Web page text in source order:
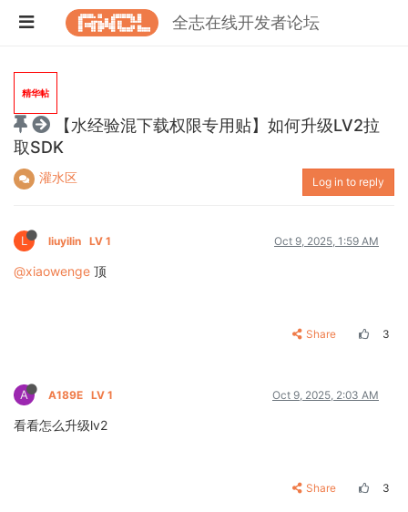
全志在线开发者论坛
精华帖
【水经验混下载权限专用贴】如何升级LV2拉
取SDK
灌水区 Log in to reply
L liuyilin LV 1 Oct 9, 2025, 1:59 AM
@xiaowenge 顶
Share 3
A A189E LV 1 Oct 9, 2025, 2:03 AM
看看怎么升级lv2
Share 3